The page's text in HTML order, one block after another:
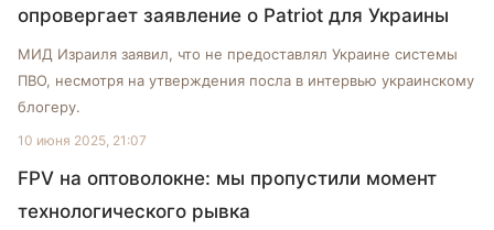
опровергает заявление о Patriot для Украины
МИД Израиля заявил, что не предоставлял Украине системы
ПВО, несмотря на утверждения посла в интервью украинскому
блогеру.
10 июня 2025, 21:07
FPV на оптоволокне: мы пропустили момент
технологического рывка